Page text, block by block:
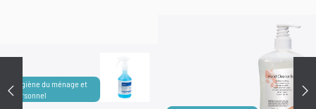
Hygiène du ménage et
personnel
Précédent